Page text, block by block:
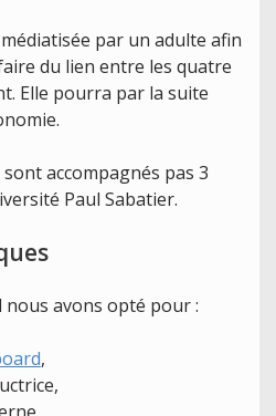
par un adulte afin
du lien entre les quatre
Elle pourra par la suite
accompagnés pas 3
Paul Sabatier.
avons opté pour :
,